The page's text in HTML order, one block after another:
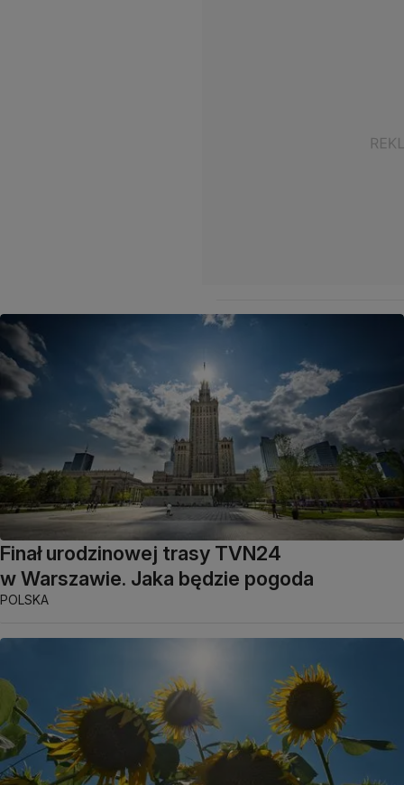
Finał urodzinowej trasy TVN24
w Warszawie. Jaka będzie pogoda
POLSKA